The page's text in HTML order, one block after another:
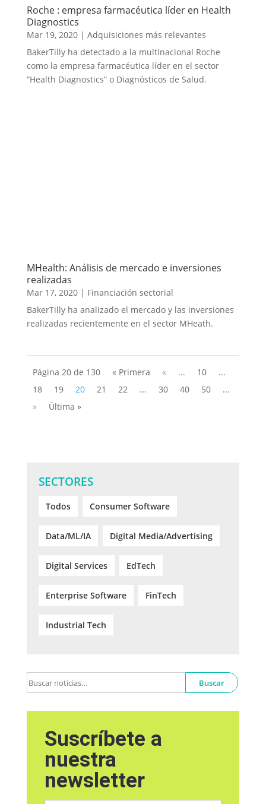
Roche : empresa farmacéutica líder en Health
Diagnostics
Mar 19, 2020| Adquisiciones más relevantes
BakerTilly ha detectado a la multinacional Roche
como la empresa farmacéutica líder en el sector
“Health Diagnostics” o Diagnósticos de Salud.
MHealth: Análisis de mercado e inversiones
realizadas
Mar 17, 2020| Financiación sectorial
BakerTilly ha analizado el mercado y las inversiones
realizadas recientemente en el sector MHeath.
Página 20 de 130 « Primera « ... 10
...
18
19 20 21 22 ... 30 40 50
...
»
Última »
SECTORES
Todos Consumer Software
Data/ML/IA Digital Media/Advertising
Digital Services EdTech
Enterprise Software FinTech
Industrial Tech
Buscar
Suscríbete a
nuestra
newsletter